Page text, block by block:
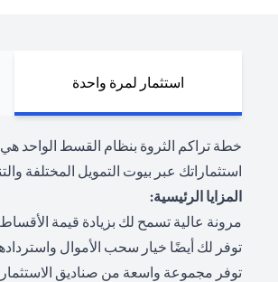
استثمار لمرة واحدة
خطة تراكم الثروة بنظام القسط الواحد
استثماراتك عبر بيوت التمويل المختلفة
المزايا الرئيسية:
مرونة عالية تسمح لك بزيادة قيمة
توفر لك أيضًا خيار سحب الأموال
توفر مجموعة واسعة من صناديق